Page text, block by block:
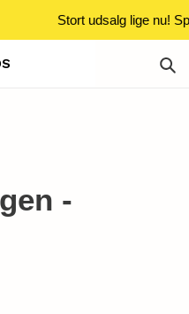
Stort udsalg lige nu!
-